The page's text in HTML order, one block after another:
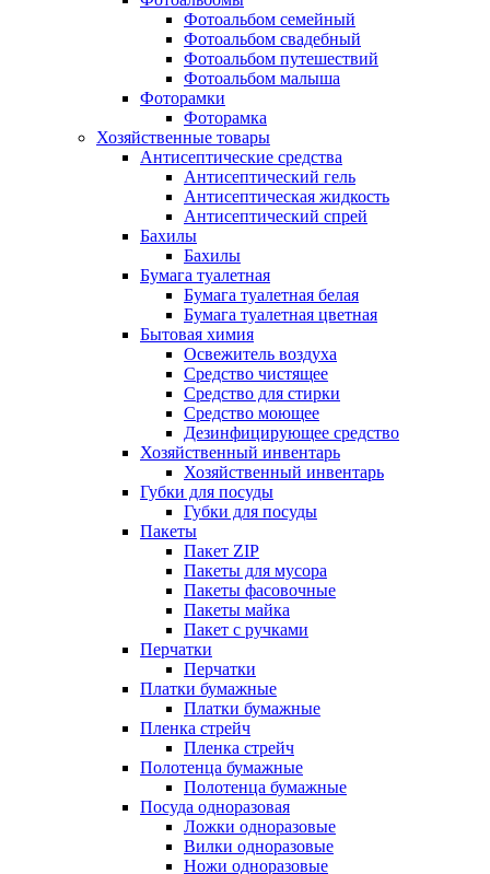
Фотоальбом семейный
Фотоальбом свадебный
Фотоальбом путешествий
Фотоальбом малыша
Фоторамки
Фоторамка
Хозяйственные товары
Антисептические средства
Антисептический гель
Антисептическая жидкость
Антисептический спрей
Бахилы
Бахилы
Бумага туалетная
Бумага туалетная белая
Бумага туалетная цветная
Бытовая химия
Освежитель воздуха
Средство чистящее
Средство для стирки
Средство моющее
Дезинфицирующее средство
Хозяйственный инвентарь
Хозяйственный инвентарь
Губки для посуды
Губки для посуды
Пакеты
Пакет ZIP
Пакеты для мусора
Пакеты фасовочные
Пакеты майка
Пакет с ручками
Перчатки
Перчатки
Платки бумажные
Платки бумажные
Пленка стрейч
Пленка стрейч
Полотенца бумажные
Полотенца бумажные
Посуда одноразовая
Ложки одноразовые
Вилки одноразовые
Ножи одноразовые